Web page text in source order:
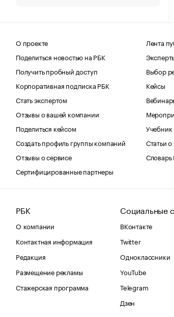
О проекте
Поделиться новостью на РБК
Получить пробный доступ
Корпоративная подписка РБК
Стать экспертом
Отзывы о вашей компании
Поделиться кейсом
Создать профиль группы компаний
Отзывы о сервисе
Сертифицированные партнеры
Лента
Выбор
Кейсы
Статьи
Словарь
РБК
О компании
Контактная информация
Редакция
Размещение рекламы
Стажерская программа
Социальные
ВКонтакте
Twitter
Одноклассники
YouTube
Telegram
Дзен